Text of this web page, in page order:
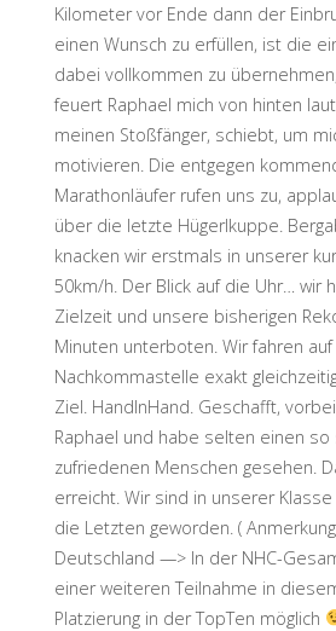
Kilometer vor Ende dann der
einen Wunsch zu erfüllen, ist die
dabei vollkommen zu
feuert Raphael mich von hinten
meinen Stoßfänger, schiebt, um
motivieren. Die entgegen
Marathonläufer rufen uns zu,
über die letzte Hügerlkuppe.
knacken wir erstmals in unserer
50km/h. Der Blick auf die Uhr… wir
Zielzeit und unsere bisherigen
Minuten unterboten. Wir fahren
Nachkommastelle exakt
Ziel. HandInHand. Geschafft,
Raphael und habe selten einen
zufriedenen Menschen gesehen.
erreicht. Wir sind in unserer
die Letzten geworden. (
Deutschland —> In der NHC-
einer weiteren Teilnahme in
Platzierung in der TopTen möglich